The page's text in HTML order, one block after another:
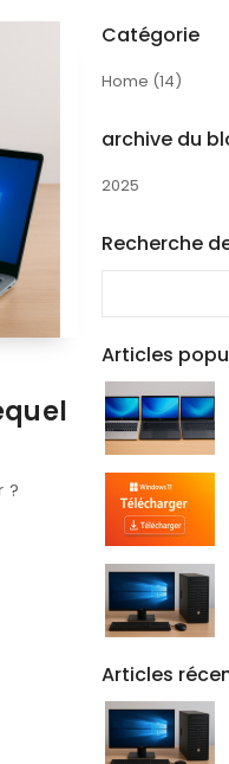
?
Catégorie
Home (14)
archive du
2025
Recherche
Articles
Articles